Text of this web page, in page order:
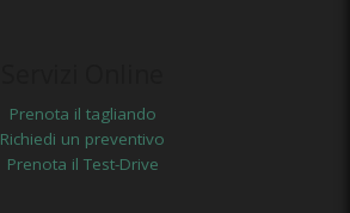
Prenota il tagliando
Richiedi un preventivo
Prenota il Test-Drive